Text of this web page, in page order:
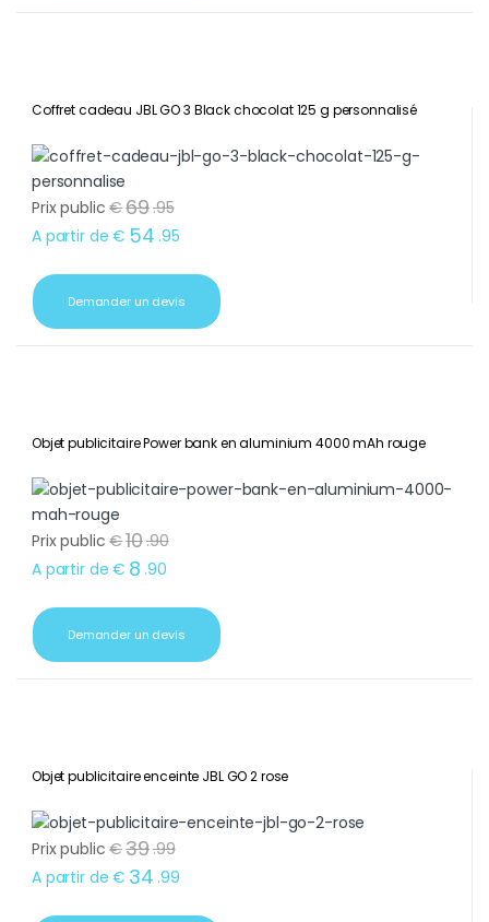
Coffret cadeau JBL GO 3 Black chocolat 125 g personnalisé
Prix public €69.95
A partir de € 54 .95
Demander un devis
Objet publicitaire Power bank en aluminium 4000 mAh rouge
Prix public €10.90
A partir de € 8 .90
Demander un devis
Objet publicitaire enceinte JBL GO 2 rose
Prix public €39.99
A partir de € 34 .99